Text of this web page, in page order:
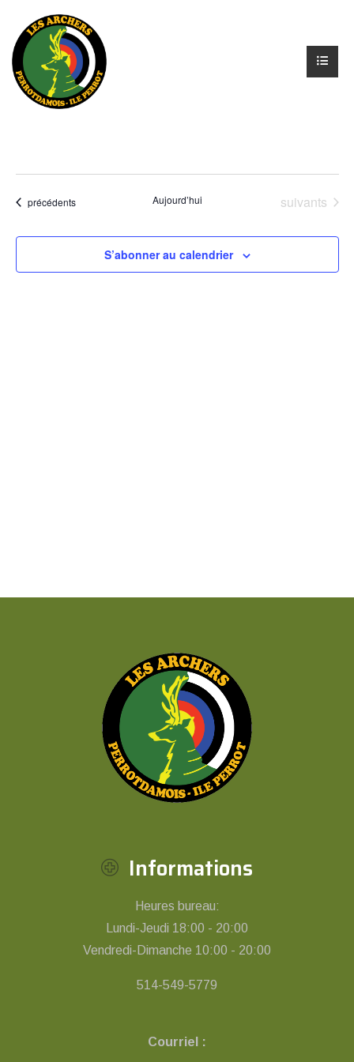
Évènements
précédents Aujourd’hui Évènements
suivants
S’abonner au calendrier
Informations
Heures bureau:
Lundi-Jeudi 18:00 - 20:00
Vendredi-Dimanche 10:00 - 20:00
514-549-5779
Courriel :